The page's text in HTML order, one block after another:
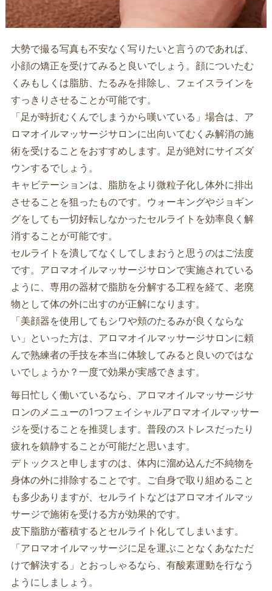
大勢で撮る写真も不安なく写りたいと言うのであれば、
小顔の矯正を受けてみると良いでしょう。顔についたむ
くみもしくは脂肪、たるみを排除し、フェイスラインを
すっきりさせることが可能です。
「足が時折むくんでしまうから嘆いている」場合は、ア
ロマオイルマッサージサロンに出向いてむくみ解消の施
術を受けることをおすすめします。足が絶対にサイズダ
ウンするでしょう。
キャビテーションは、脂肪をより微粒子化し体外に排出
させることを狙ったものです。ウォーキングやジョギン
グをしても一切好転しなかったセルライトを効率良く解
消することが可能です。
セルライトを潰してなくしてしまおうと思うのはご法度
です。アロマオイルマッサージサロンで実施されている
ように、専用の器材で脂肪を分解する工程を経て、老廃
物として体の外に出すのが正解になります。
「美顔器を使用してもシワや頬のたるみが良くならな
い」といった方は、アロマオイルマッサージサロンに頼
んで熟練者の手技を本当に体験してみると良いのではな
いでしょうか？一度で効果が実感できます。
毎日忙しく働いているなら、アロマオイルマッサージサ
ロンのメニューの1つフェイシャルアロマオイルマッサー
ジを受けることを推奨します。普段のストレスだったり
疲れを鎮静することが可能だと思います。
デトックスと申しますのは、体内に溜め込んだ不純物を
身体の外に排除することです。ご自身で取り組めること
も多少ありますが、セルライトなどはアロマオイルマッ
サージで施術を受ける方が効果的です。
皮下脂肪が蓄積するとセルライト化してしまいます。
「アロマオイルマッサージに足を運ぶことなくあなただ
けで解決する」とおっしゃるなら、有酸素運動を行なう
ようにしましょう。